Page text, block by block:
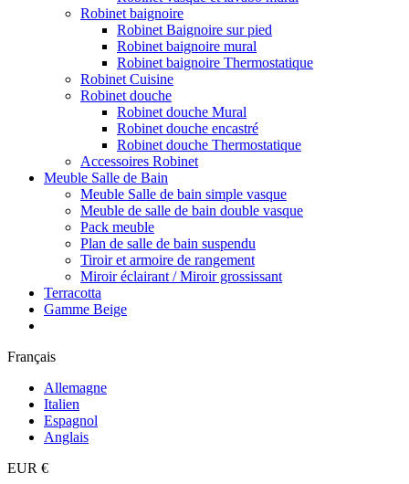
Robinet baignoire
Robinet Baignoire sur pied
Robinet baignoire mural
Robinet baignoire Thermostatique
Robinet Cuisine
Robinet douche
Robinet douche Mural
Robinet douche encastré
Robinet douche Thermostatique
Accessoires Robinet
Meuble Salle de Bain
Meuble Salle de bain simple vasque
Meuble de salle de bain double vasque
Pack meuble
Plan de salle de bain suspendu
Tiroir et armoire de rangement
Miroir éclairant / Miroir grossissant
Terracotta
Gamme Beige
Français
Allemagne
Italien
Espagnol
Anglais
EUR €